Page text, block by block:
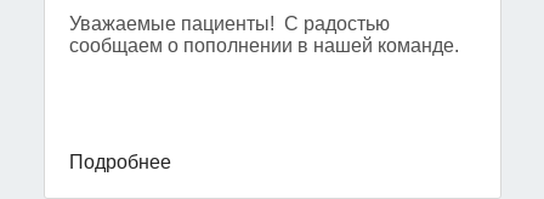
Уважаемые пациенты! С радостью
сообщаем о пополнении в нашей команде.
Подробнее